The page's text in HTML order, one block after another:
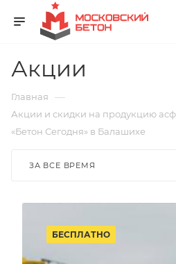
Акции
Главная —
Акции и скидки на продукцию
«Бетон Сегодня» в Балашихе
ЗА ВСЕ ВРЕМЯ
БЕСПЛАТНО